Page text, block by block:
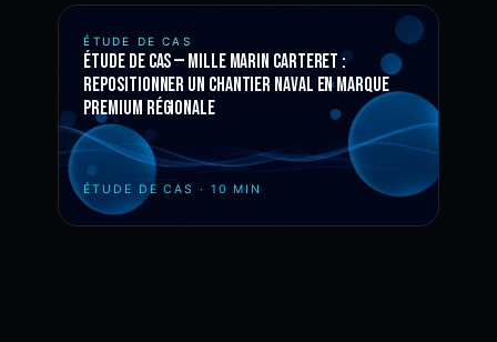
ÉTUDE DE CAS
Étude de cas — Mille Marin Carteret :
repositionner un chantier naval en marque
premium régionale
ÉTUDE DE CAS · 10 MIN